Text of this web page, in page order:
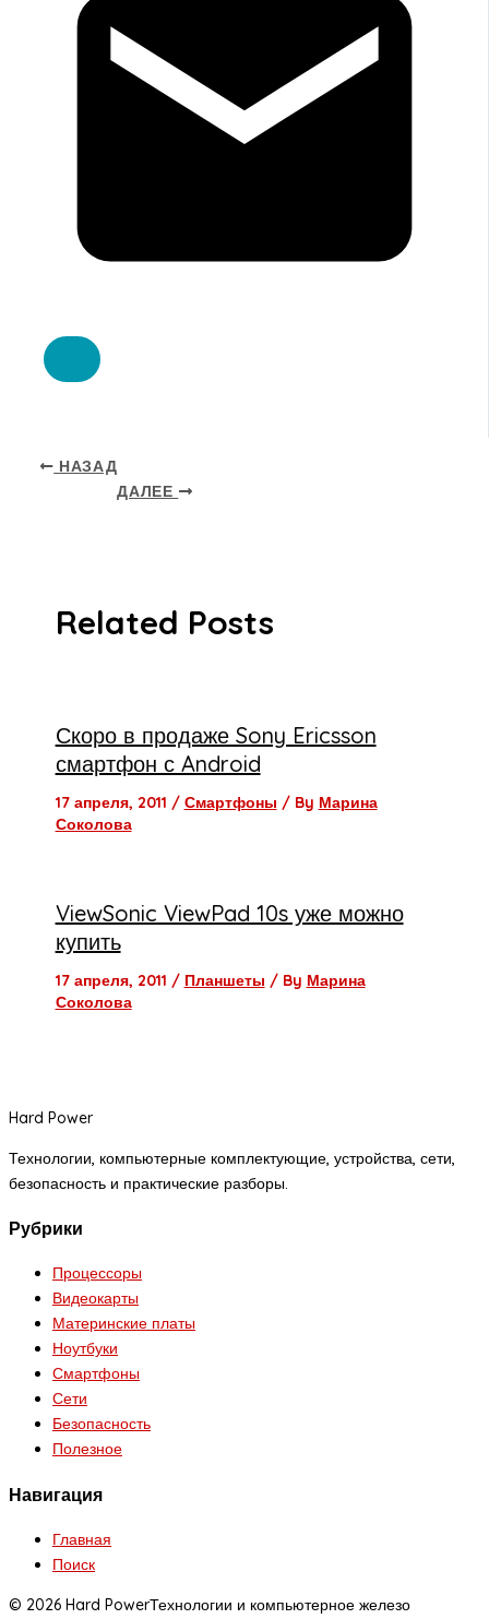
НАЗАД
ДАЛЕЕ
Related Posts
Скоро в продаже Sony Ericsson
смартфон с Android
17 апреля, 2011 / Смартфоны / By Марина
Соколова
ViewSonic ViewPad 10s уже можно
купить
17 апреля, 2011 / Планшеты / By Марина
Соколова
Hard Power
Технологии, компьютерные комплектующие, устройства, сети,
безопасность и практические разборы.
Рубрики
Процессоры
Видеокарты
Материнские платы
Ноутбуки
Смартфоны
Сети
Безопасность
Полезное
Навигация
Главная
Поиск
© 2026 Hard PowerТехнологии и компьютерное железо